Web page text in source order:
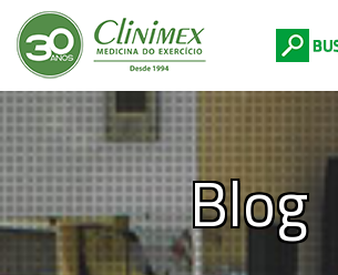
Digite abaixo:
Blog